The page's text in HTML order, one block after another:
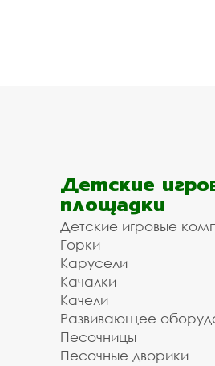
Детские
площадки
Детские игровые
Горки
Карусели
Качалки
Качели
Развивающее
Песочницы
Песочные дворики